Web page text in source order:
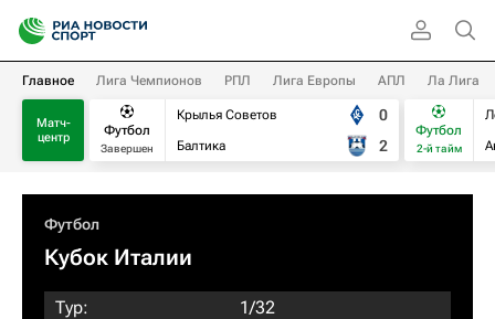
Главное Лига Чемпионов РПЛ Лига Европы АПЛ Ла Лига
Матч-
центр
Футбол
Завершен
Крылья Советов
Балтика
0
2
Футбол
2-й тайм
Футбол
Кубок Италии
Тур:
1/32